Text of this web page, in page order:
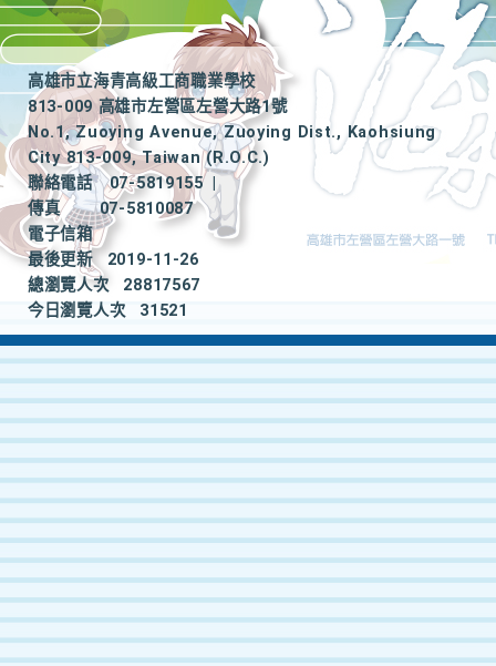
高雄市立海青高級工商職業學校
813-009 高雄市左營區左營大路1號
No.1, Zuoying Avenue, Zuoying Dist., Kaohsiung
City 813-009, Taiwan (R.O.C.)
聯絡電話
07-5819155
|
傳真
07-5810087
電子信箱
最後更新
2019-11-26
總瀏覽人次
28817567
今日瀏覽人次
31521